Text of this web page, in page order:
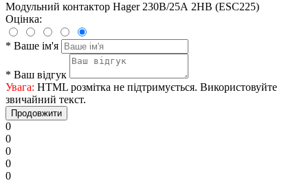
Модульний контактор Hager 230В/25А 2НВ (ESC225)
Оцінка:
* Ваше ім'я
* Ваш відгук
Увага: HTML розмітка не підтримується. Використовуйте
звичайний текст.
Продовжити
0
0
0
0
0